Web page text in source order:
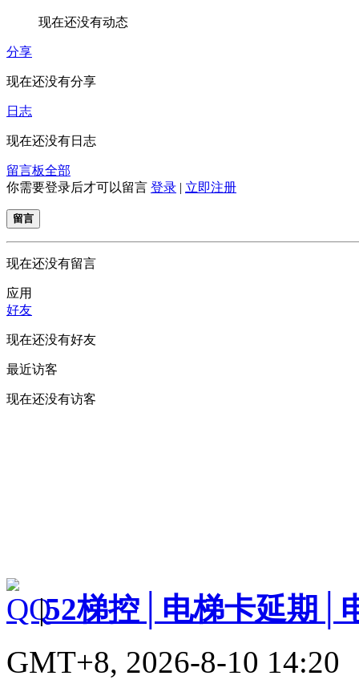
现在还没有动态
分享
现在还没有分享
日志
现在还没有日志
留言板全部
你需要登录后才可以留言 登录 | 立即注册
留言
现在还没有留言
应用
好友
现在还没有好友
最近访客
现在还没有访客
|52梯控│电梯卡延期│
GMT+8, 2026-8-10 14:20